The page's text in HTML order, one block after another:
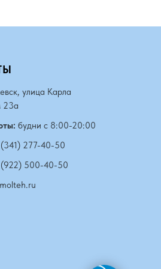
улица Карла
23а
будни с 8:00-20:00
277-40-50
(922) 500-40-50